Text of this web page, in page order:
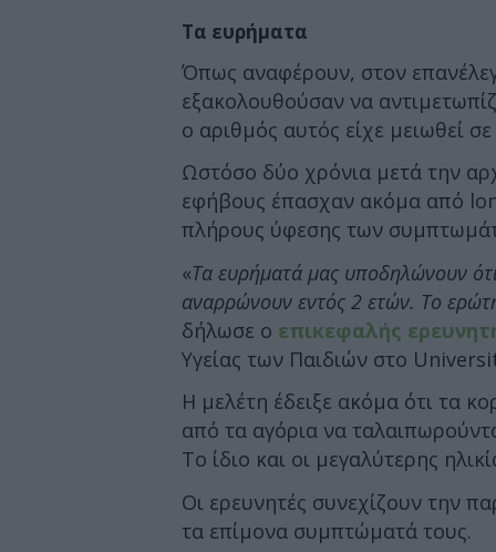
Τα ευρήματα
Όπως αναφέρουν, στον
εξακολουθούσαν να
ο αριθμός αυτός είχε μειωθεί σε
Ωστόσο δύο χρόνια μετά την
εφήβους έπασχαν ακόμα από
πλήρους ύφεσης των
«Τα ευρήματά μας υποδηλώνουν
αναρρώνουν εντός 2 ετών. Το
δήλωσε ο επικεφαλής
Υγείας των Παιδιών στο
Η μελέτη έδειξε ακόμα ότι τα
από τα αγόρια να
Το ίδιο και οι μεγαλύτερης
Οι ερευνητές συνεχίζουν την
τα επίμονα συμπτώματά τους.